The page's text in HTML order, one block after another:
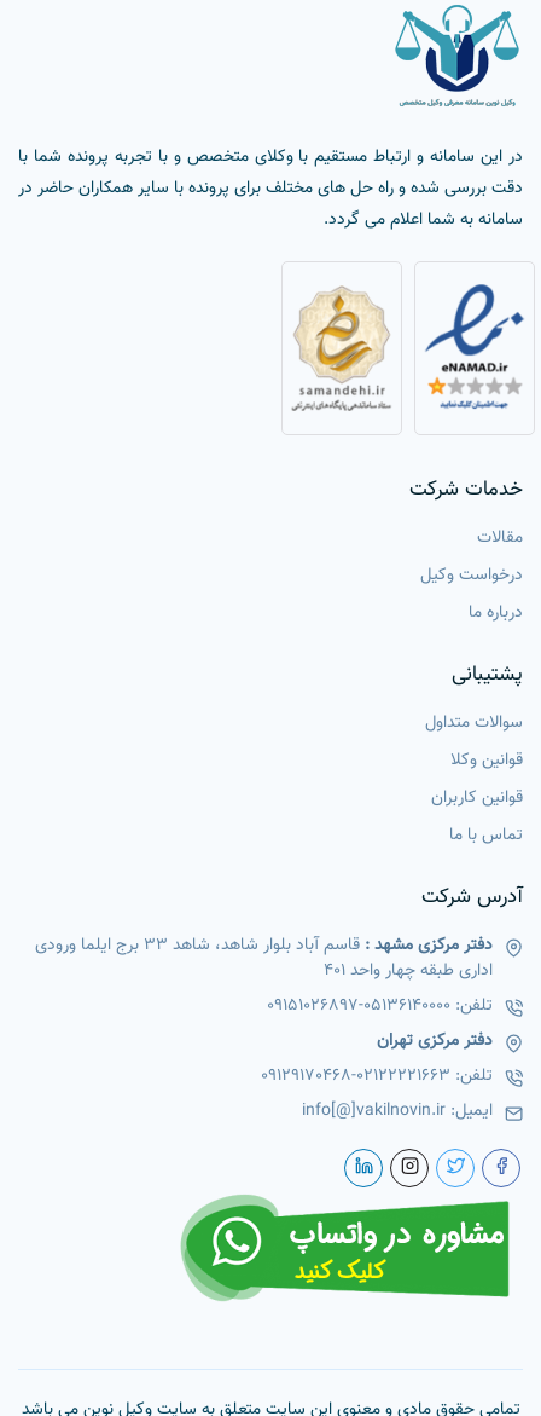
در این سامانه و ارتباط مستقیم با وکلای متخصص و با تجربه پرونده شما با
دقت بررسی شده و راه حل های مختلف برای پرونده با سایر همکاران حاضر در
سامانه به شما اعلام می گردد.
خدمات شرکت
مقالات
درخواست وکیل
درباره ما
پشتیبانی
سوالات متداول
قوانین وکلا
قوانین کاربران
تماس با ما
آدرس شرکت
دفتر مرکزی مشهد :
قاسم آباد بلوار شاهد، شاهد 33 برج ایلما ورودی
اداری طبقه چهار واحد 401
تلفن: 05136140000
-
09151026897
دفتر مرکزی تهران
تلفن: 02122221663
-
09129170468
ایمیل: info[@]vakilnovin.ir
تمامی حقوق مادی و معنوی این سایت متعلق به سایت وکیل نوین می باشد